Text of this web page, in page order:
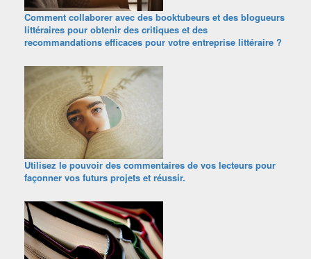
Comment collaborer avec des booktubeurs et des blogueurs
littéraires pour obtenir des critiques et des
recommandations efficaces pour votre entreprise littéraire ?
Utilisez le pouvoir des commentaires de vos lecteurs pour
façonner vos futurs projets et réussir.